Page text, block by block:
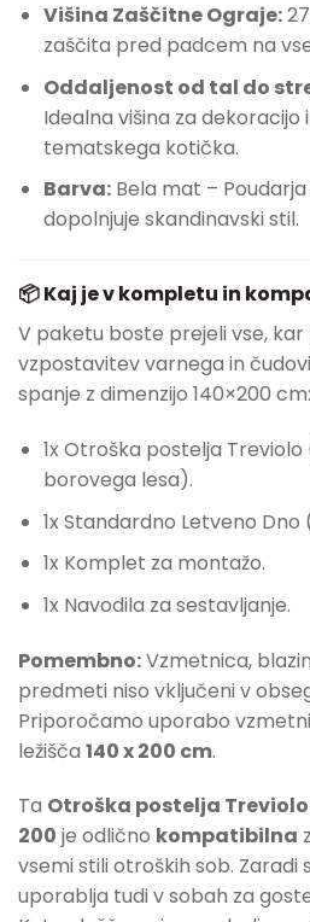
Višina Zaščitne Ograje:
zaščita pred padcem na
Oddaljenost od tal do
Idealna višina za dekoracijo
tematskega kotička.
Barva:Bela mat –
dopolnjuje skandinavski stil.
📦 Kaj je v kompletu in
V paketu boste prejeli vse,
vzpostavitev varnega in
spanje z dimenzijo 140×200 cm:
1x Otroška postelja
borovega lesa).
1x Standardno Letveno Dno
1x Komplet za montažo.
1x Navodila za sestavljanje.
Pomembno:Vzmetnica,
predmeti niso vključeni v
Priporočamo uporabo
ležišča 140 x 200 cm.
Ta Otroška postelja Treviolo
200 je odlično kompatibilna
vsemi stili otroških sob. Zaradi
uporablja tudi v sobah za